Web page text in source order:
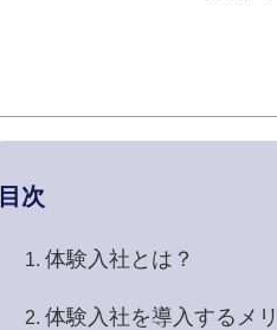
目次
体験入社とは？
体験入社を導入するメ